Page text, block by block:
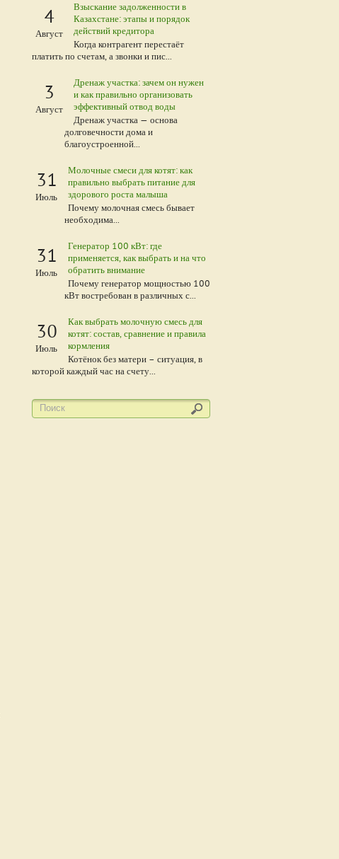
4
Август
Взыскание задолженности в
Казахстане: этапы и порядок
действий кредитора
Когда контрагент перестаёт
платить по счетам, а звонки и пис...
3
Август
Дренаж участка: зачем он нужен
и как правильно организовать
эффективный отвод воды
Дренаж участка — основа
долговечности дома и
благоустроенной...
31
Июль
Молочные смеси для котят: как
правильно выбрать питание для
здорового роста малыша
Почему молочная смесь бывает
необходима...
31
Июль
Генератор 100 кВт: где
применяется, как выбрать и на что
обратить внимание
Почему генератор мощностью 100
кВт востребован в различных с...
30
Июль
Как выбрать молочную смесь для
котят: состав, сравнение и правила
кормления
Котёнок без матери – ситуация, в
которой каждый час на счету...